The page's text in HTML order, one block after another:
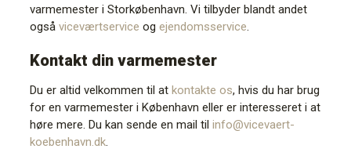
varmemester i Storkøbenhavn. Vi tilbyder blandt andet
også viceværtservice og ejendomsservice.
Kontakt din varmemester
Du er altid velkommen til at kontakte os, hvis du har brug
for en varmemester i København eller er interesseret i at
høre mere. Du kan sende en mail til info@vicevaert-
koebenhavn.dk.